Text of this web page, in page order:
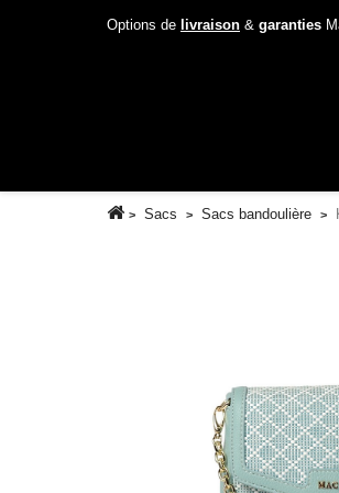
Options de livraison & garanties
Sacs Sacs bandoulière